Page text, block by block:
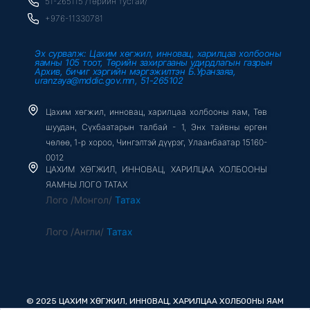
f
+976-11330781
Эх сурвалж: Цахим хөгжил, инновац, харилцаа холбооны
яамны 105 тоот, Төрийн захиргааны удирдлагын газрын
Архив, бичиг хэргийн мэргэжилтэн Б.Уранзаяа,
uranzaya@mddic.gov.mn, 51-265102
Цахим хөгжил, инновац, харилцаа холбооны яам, Төв
шуудан, Сүхбаатарын талбай - 1, Энх тайвны өргөн
чөлөө, 1-р хороо, Чингэлтэй дүүрэг, Улаанбаатар 15160-
0012
ЦАХИМ ХӨГЖИЛ, ИННОВАЦ, ХАРИЛЦАА ХОЛБООНЫ
ЯАМНЫ ЛОГО ТАТАХ
Лого /Монгол/ Татах
Лого /Англи/ Татах
© 2025 ЦАХИМ ХӨГЖИЛ, ИННОВАЦ, ХАРИЛЦАА ХОЛБООНЫ ЯАМ